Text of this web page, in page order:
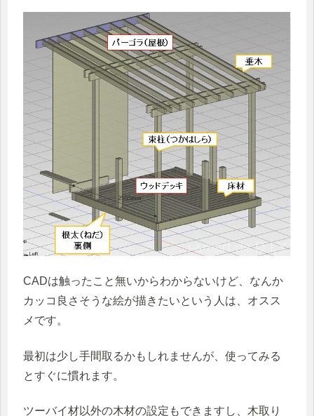
CADは触ったこと無いからわからないけど、なんか
カッコ良さそうな絵が描きたいという人は、オスス
メです。
最初は少し手間取るかもしれませんが、使ってみる
とすぐに慣れます。
ツーバイ材以外の木材の設定もできますし、木取り